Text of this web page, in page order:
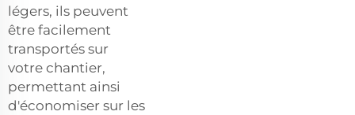
légers, ils peuvent
être facilement
transportés sur
votre chantier,
permettant ainsi
d'économiser sur les